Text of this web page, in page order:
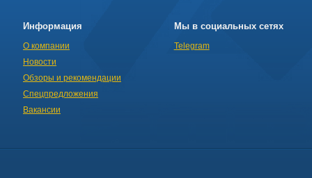
Информация
О компании
Новости
Обзоры и рекомендации
Спецпредложения
Вакансии
Мы в социальных сетях
Telegram